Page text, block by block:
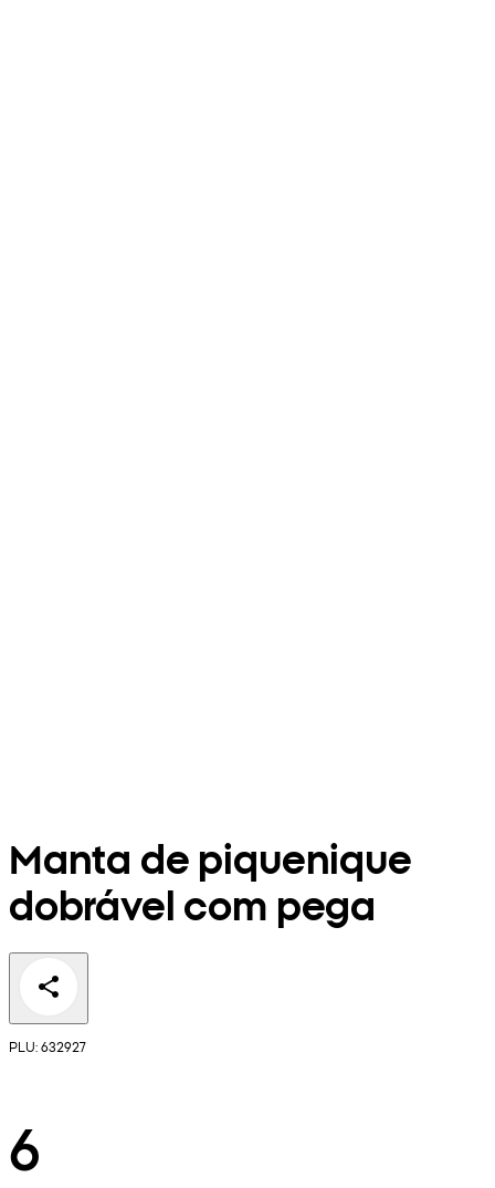
Manta de piquenique
dobrável com pega
PLU: 632927
6